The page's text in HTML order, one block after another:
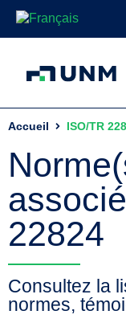
Accueil ISO/TR
22824
Consultez la
normes,